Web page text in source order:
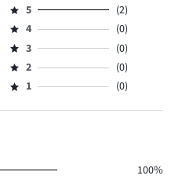
Hodnotenie
5,
počet
hlasov
2.
5
(2)
Hodnotenie
4,
počet
hlasov
4
(0)
Hodnotenie
3,
počet
3
(0)
Hodnotenie
2,
2
(0)
Hodnotenie
1,
1 (0)
100%